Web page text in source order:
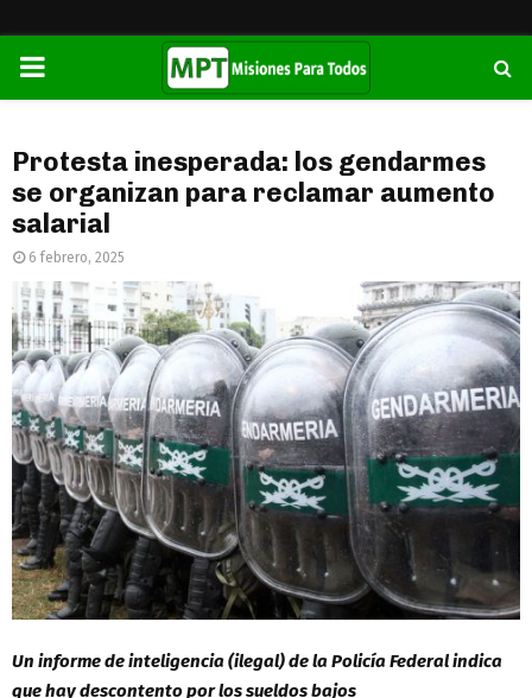
PRIMARY
Protesta inesperada: los gendarmes
se organizan para reclamar aumento
salarial
6 febrero, 2025
Un informe de inteligencia (ilegal) de la Policía Federal indica
que hay descontento por los sueldos bajos